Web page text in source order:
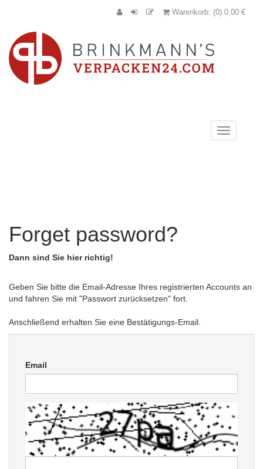
Warenkorb: (0) 0,00 €
Navigation
anzeigen
Forget password?
Dann sind Sie hier richtig!
Geben Sie bitte die Email-Adresse Ihres registrierten Accounts an
und fahren Sie mit "Passwort zurücksetzen" fort.
Anschließend erhalten Sie eine Bestätigungs-Email.
Email